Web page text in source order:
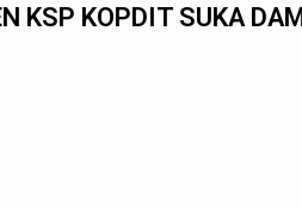
KSP KOPDIT SUKA